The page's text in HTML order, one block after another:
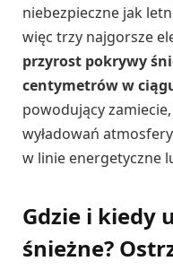
niebezpieczne jak
więc trzy najgorsze
przyrost pokrywy
centymetrów w
powodujący
wyładowań
w linie energetyczne
Gdzie i kiedy
śnieżne?